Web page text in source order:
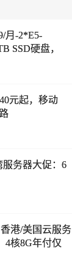
月-2*E5-
SSD硬盘，
圣何塞服务器
元起，移动
服务器大促：6
港/美国云服务
4核8G年付仅